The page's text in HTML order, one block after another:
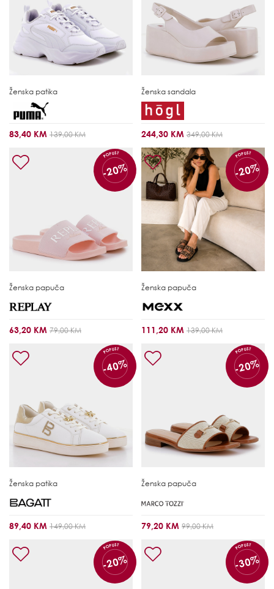
Ženska patika
83,40 KM 139,00 KM
Ženska sandala
244,30 KM 349,00 KM
POPUST
-20%
Ženska papuča
63,20 KM 79,00 KM
POPUST
-20%
Ženska papuča
111,20 KM 139,00 KM
POPUST
-40%
Ženska patika
89,40 KM 149,00 KM
POPUST
-20%
Ženska papuča
79,20 KM 99,00 KM
POPUST
-20%
POPUST
-30%